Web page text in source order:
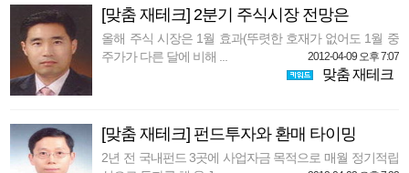
[맞춤 재테크] 2분기 주식시장 전망은
올해 주식 시장은 1월 효과(뚜렷한 호재가 없어도 1월 중
주가가 다른 달에 비해 ...
2012-04-09 오후 7:07
맞춤 재테크
[맞춤 재테크] 펀드투자와 환매 타이밍
2년 전 국내펀드 3곳에 사업자금 목적으로 매월 정기적립